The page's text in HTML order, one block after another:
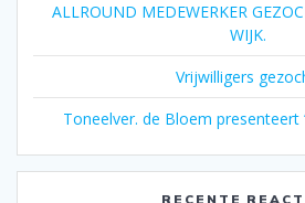
ALLROUND MEDEWERKER
WIJK.
Vrijwilligers
Toneelver. de Bloem presenteert
RECENTE